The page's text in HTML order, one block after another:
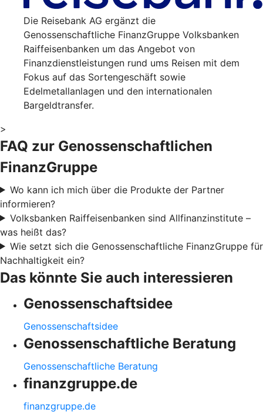
Die Reisebank AG ergänzt die
Genossenschaftliche FinanzGruppe Volksbanken
Raiffeisenbanken um das Angebot von
Finanzdienstleistungen rund ums Reisen mit dem
Fokus auf das Sortengeschäft sowie
Edelmetallanlagen und den internationalen
Bargeldtransfer.
>
FAQ zur Genossenschaftlichen
FinanzGruppe
Wo kann ich mich über die Produkte der Partner
informieren?
Volksbanken Raiffeisenbanken sind Allfinanzinstitute –
was heißt das?
Wie setzt sich die Genossenschaftliche FinanzGruppe für
Nachhaltigkeit ein?
Das könnte Sie auch interessieren
Genossenschaftsidee
Genossenschaftsidee
Genossenschaftliche Beratung
Genossenschaftliche Beratung
finanzgruppe.de
finanzgruppe.de